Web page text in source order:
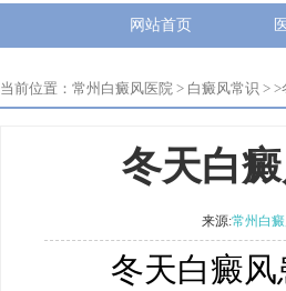
网站首页
当前位置： 常州白癜风医院 > 白癜风常识 > >
冬天白
来源:常州白
冬天白癜风